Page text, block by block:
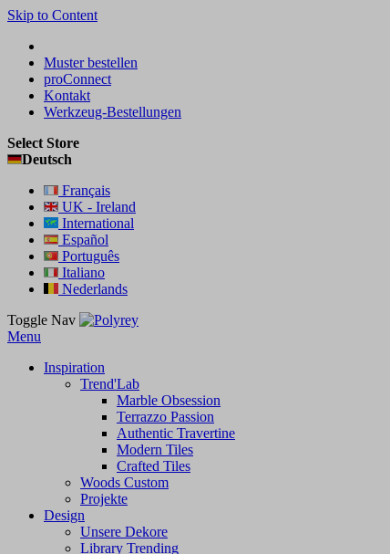
Skip to Content
Muster bestellen
proConnect
Kontakt
Werkzeug-Bestellungen
Select Store
Deutsch
Français
UK - Ireland
International
Español
Português
Italiano
Nederlands
Toggle Nav
Menu
Inspiration
Trend'Lab
Marble Obsession
Terrazzo Passion
Authentic Travertine
Modern Tiles
Crafted Tiles
Woods Custom
Projekte
Design
Unsere Dekore
Library Trending